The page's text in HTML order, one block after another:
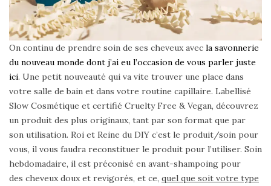
On continu de prendre soin de ses cheveux avec la savonnerie
du nouveau monde dont j’ai eu l’occasion de vous parler juste
ici. Une petit nouveauté qui va vite trouver une place dans
votre salle de bain et dans votre routine capillaire. Labellisé
Slow Cosmétique et certifié Cruelty Free & Vegan, découvrez
un produit des plus originaux, tant par son format que par
son utilisation. Roi et Reine du DIY c’est le produit/soin pour
vous, il vous faudra reconstituer le produit pour l’utiliser. Soin
hebdomadaire, il est préconisé en avant-shampoing pour
des cheveux doux et revigorés, et ce, quel que soit votre type